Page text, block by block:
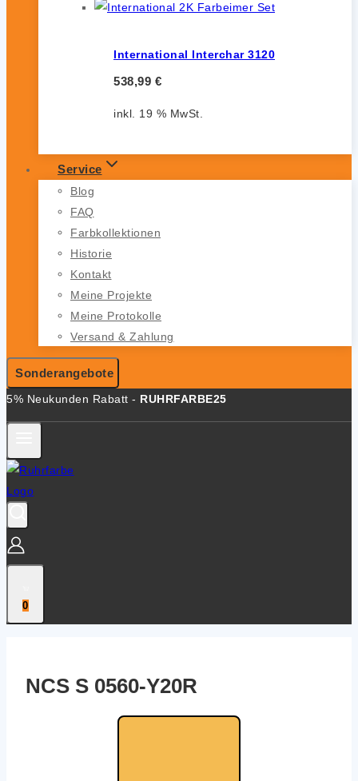
International Interchar 3120
538,99 €
inkl. 19 % MwSt.
Service
Blog
FAQ
Farbkollektionen
Historie
Kontakt
Meine Projekte
Meine Protokolle
Versand & Zahlung
Sonderangebote
5% Neukunden Rabatt - RUHRFARBE25
0
NCS S 0560-Y20R